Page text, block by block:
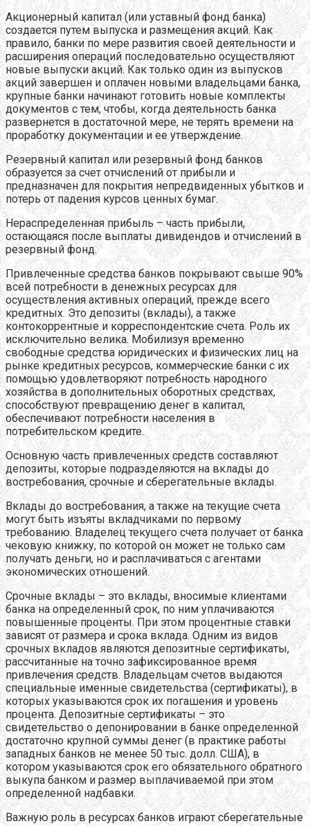
Акционерный капитал (или уставный фонд банка)
создается путем выпуска и размещения акций. Как
правило, банки по мере развития своей деятельности и
расширения операций последовательно осуществляют
новые выпуски акций. Как только один из выпусков
акций завершен и оплачен новыми владельцами банка,
крупные банки начинают готовить новые комплекты
документов с тем, чтобы, когда деятельность банка
развернется в достаточной мере, не терять времени на
проработку документации и ее утверждение.
Резервный капитал или резервный фонд банков
образуется за счет отчислений от прибыли и
предназначен для покрытия непредвиденных убытков и
потерь от падения курсов ценных бумаг.
Нераспределенная прибыль – часть прибыли,
остающаяся после выплаты дивидендов и отчислений в
резервный фонд.
Привлеченные средства банков покрывают свыше 90%
всей потребности в денежных ресурсах для
осуществления активных операций, прежде всего
кредитных. Это депозиты (вклады), а также
контокоррентные и корреспондентские счета. Роль их
исключительно велика. Мобилизуя временно
свободные средства юридических и физических лиц на
рынке кредитных ресурсов, коммерческие банки с их
помощью удовлетворяют потребность народного
хозяйства в дополнительных оборотных средствах,
способствуют превращению денег в капитал,
обеспечивают потребности населения в
потребительском кредите.
Основную часть привлеченных средств составляют
депозиты, которые подразделяются на вклады до
востребования, срочные и сберегательные вклады.
Вклады до востребования, а также на текущие счета
могут быть изъяты вкладчиками по первому
требованию. Владелец текущего счета получает от банка
чековую книжку, по которой он может не только сам
получать деньги, но и расплачиваться с агентами
экономических отношений.
Срочные вклады – это вклады, вносимые клиентами
банка на определенный срок, по ним уплачиваются
повышенные проценты. При этом процентные ставки
зависят от размера и срока вклада. Одним из видов
срочных вкладов являются депозитные сертификаты,
рассчитанные на точно зафиксированное время
привлечения средств. Владельцам счетов выдаются
специальные именные свидетельства (сертификаты), в
которых указываются срок их погашения и уровень
процента. Депозитные сертификаты – это
свидетельство о депонировании в банке определенной
достаточно крупной суммы денег (в практике работы
западных банков не менее 50 тыс. долл. США), в
котором указываются срок его обязательного обратного
выкупа банком и размер выплачиваемой при этом
определенной надбавки.
Важную роль в ресурсах банков играют сберегательные